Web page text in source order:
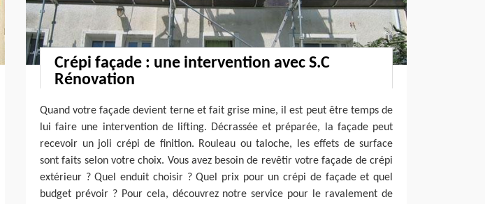
Crépi façade : une intervention avec S.C
Rénovation
Quand votre façade devient terne et fait grise mine, il est peut être temps de
lui faire une intervention de lifting. Décrassée et préparée, la façade peut
recevoir un joli crépi de finition. Rouleau ou taloche, les effets de surface
sont faits selon votre choix. Vous avez besoin de revêtir votre façade de crépi
extérieur ? Quel enduit choisir ? Quel prix pour un crépi de façade et quel
budget prévoir ? Pour cela, découvrez notre service pour le ravalement de